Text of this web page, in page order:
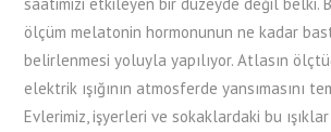
ölçüm melatonin hormonunun ne kadar
belirlenmesi yoluyla yapılıyor. Atlasın
elektrik ışığının atmosferde yansımasını
Evlerimiz, işyerleri ve sokaklardaki bu